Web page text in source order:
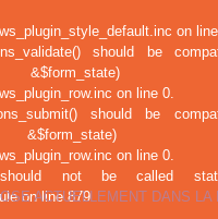
on line
should be
on line 0.
should be
on line 0.
should not be called
on line 879.
ACTUELLEMENT DANS LA